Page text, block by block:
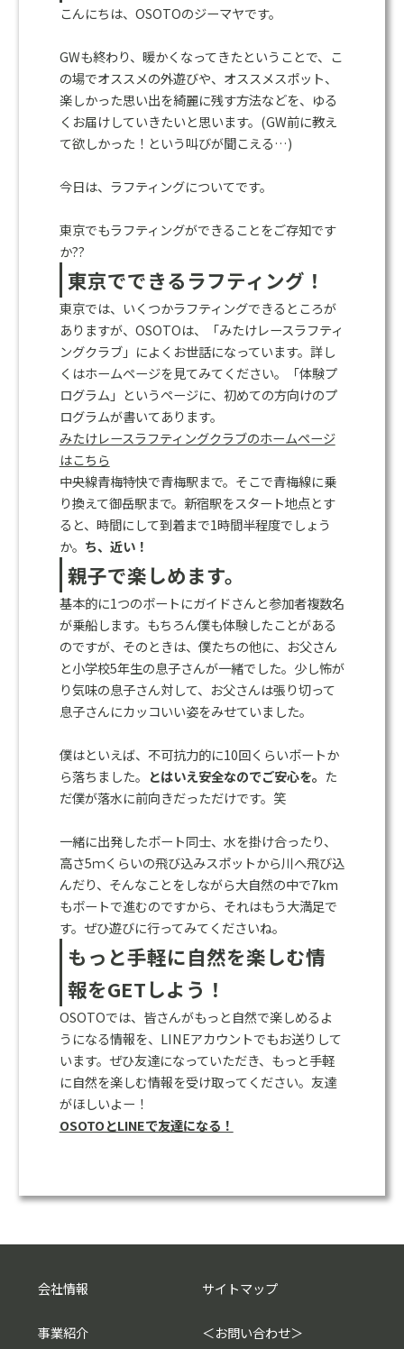
こんにちは、OSOTOのジーマヤです。
GWも終わり、暖かくなってきたということで、こ
の場でオススメの外遊びや、オススメスポット、
楽しかった思い出を綺麗に残す方法などを、ゆる
くお届けしていきたいと思います。(GW前に教え
て欲しかった！という叫びが聞こえる…)
今日は、ラフティングについてです。
東京でもラフティングができることをご存知です
か??
東京でできるラフティング！
東京では、いくつかラフティングできるところが
ありますが、OSOTOは、「みたけレースラフティ
ングクラブ」によくお世話になっています。詳し
くはホームページを見てみてください。「体験プ
ログラム」というページに、初めての方向けのプ
ログラムが書いてあります。
みたけレースラフティングクラブのホームページ
はこちら
中央線青梅特快で青梅駅まで。そこで青梅線に乗
り換えて御岳駅まで。新宿駅をスタート地点とす
ると、時間にして到着まで1時間半程度でしょう
か。 ち、近い！
親子で楽しめます。
基本的に1つのボートにガイドさんと参加者複数名
が乗船します。もちろん僕も体験したことがある
のですが、そのときは、僕たちの他に、お父さん
と小学校5年生の息子さんが一緒でした。少し怖が
り気味の息子さん対して、お父さんは張り切って
息子さんにカッコいい姿をみせていました。
僕はといえば、不可抗力的に10回くらいボートか
ら落ちました。 とはいえ安全なのでご安心を。 た
だ僕が落水に前向きだっただけです。笑
一緒に出発したボート同士、水を掛け合ったり、
高さ5ｍくらいの飛び込みスポットから川へ飛び込
んだり、そんなことをしながら大自然の中で7km
もボートで進むのですから、それはもう大満足で
す。ぜひ遊びに行ってみてくださいね。
もっと手軽に自然を楽しむ情
報をGETしよう！
OSOTOでは、皆さんがもっと自然で楽しめるよ
うになる情報を、LINEアカウントでもお送りして
います。ぜひ友達になっていただき、もっと手軽
に自然を楽しむ情報を受け取ってください。友達
がほしいよー！
OSOTOとLINEで友達になる！
会社情報 サイトマップ
事業紹介
＜お問い合わせ＞